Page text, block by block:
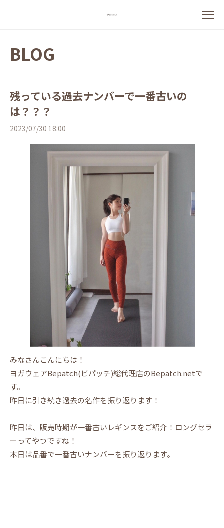
BLOG
残っている過去ナンバーで一番古いの
は？？？
2023/07/30 18:00
みなさんこんにちは！
ヨガウェアBepatch(ビパッチ)総代理店のBepatch.netで
す。
昨日に引き続き過去の名作を振り返ります！
昨日は、販売時期が一番古いレギンスをご紹介！ロングセラ
ーってやつですね！
本日は品番で一番古いナンバーを振り返ります。